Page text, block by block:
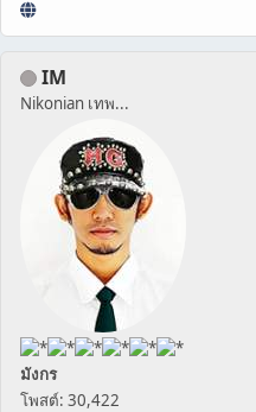
IM
Nikonian เทพ...
มังกร
โพสต์: 30,422